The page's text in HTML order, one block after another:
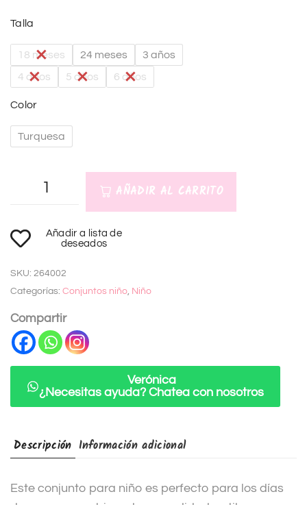
Talla
18 meses 24 meses
3 años
4 años
5 años 6 años
Color
Turquesa
AÑADIR AL CARRITO
l
e
r
n
a
Añadir a lista de
deseados
SKU: 264002
Categorías: Conjuntos niño Niño
Compartir
Verónica
¿Necesitas ayuda? Chatea con nosotros
Descripción Información adicional
Este conjunto para niño es perfecto para los días